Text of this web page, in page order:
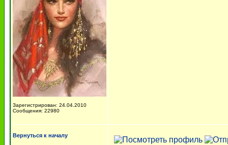
Зарегистрирован: 24.04.2010
Сообщения: 22980
Вернуться к началу